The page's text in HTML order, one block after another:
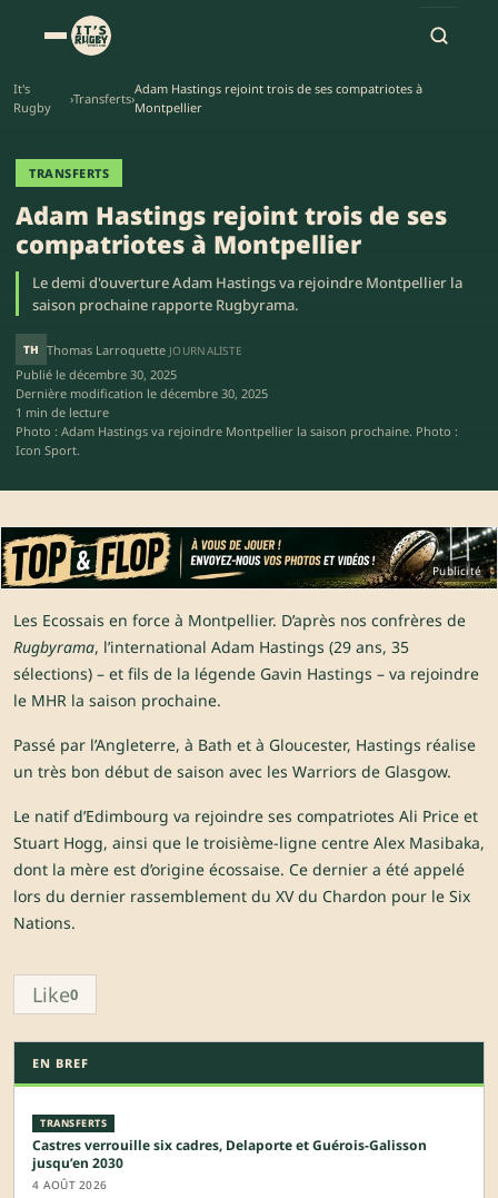
It's
Rugby
›Transferts›
Adam Hastings rejoint trois de ses compatriotes à
Montpellier
TRANSFERTS
Adam Hastings rejoint trois de ses
compatriotes à Montpellier
Le demi d'ouverture Adam Hastings va rejoindre Montpellier la
saison prochaine rapporte Rugbyrama.
TH Thomas Larroquette JOURNALISTE
Publié le décembre 30, 2025
Dernière modification le décembre 30, 2025
1 min de lecture
Photo : Adam Hastings va rejoindre Montpellier la saison prochaine. Photo :
Icon Sport.
Publicité
Les Ecossais en force à Montpellier. D’après nos confrères de
Rugbyrama, l’international Adam Hastings (29 ans, 35
sélections) – et fils de la légende Gavin Hastings – va rejoindre
le MHR la saison prochaine.
Passé par l’Angleterre, à Bath et à Gloucester, Hastings réalise
un très bon début de saison avec les Warriors de Glasgow.
Le natif d’Edimbourg va rejoindre ses compatriotes Ali Price et
Stuart Hogg, ainsi que le troisième-ligne centre Alex Masibaka,
dont la mère est d’origine écossaise. Ce dernier a été appelé
lors du dernier rassemblement du XV du Chardon pour le Six
Nations.
Like0
EN BREF
TRANSFERTS
Castres verrouille six cadres, Delaporte et Guérois-Galisson
jusqu’en 2030
4 AOÛT 2026